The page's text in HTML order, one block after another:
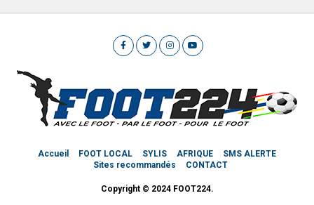
Accueil FOOT LOCAL SYLIS AFRIQUE
SMS ALERTE
Sites recommandés
CONTACT
Copyright © 2024 FOOT224.